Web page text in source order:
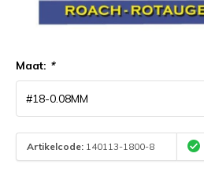
Maat: *
Artikelcode: 140113-1800-8